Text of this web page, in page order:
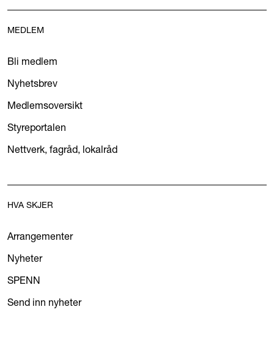
MEDLEM
Bli medlem
Nyhetsbrev
Medlemsoversikt
Styreportalen
Nettverk, fagråd, lokalråd
HVA SKJER
Arrangementer
Nyheter
SPENN
Send inn nyheter